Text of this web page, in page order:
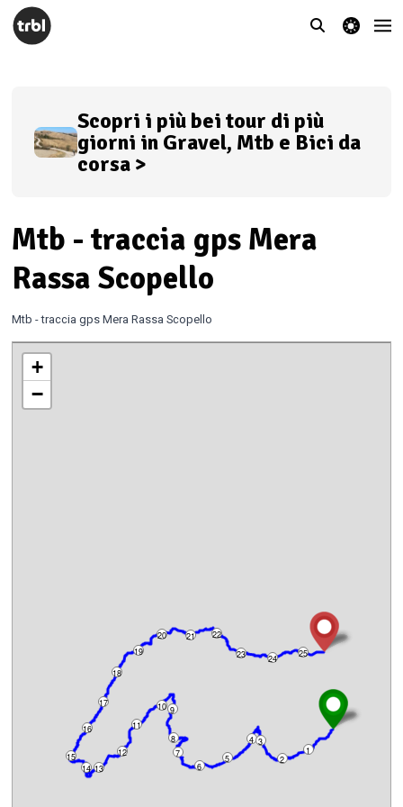
theme switcher
Scopri i più bei tour di più
giorni in Gravel, Mtb e Bici da
corsa >
Mtb - traccia gps Mera
Rassa Scopello
Mtb - traccia gps Mera Rassa Scopello
16
8
24
4
12
20
2
6
10
14
18
22
1
3
5
7
9
11
13
15
17
19
21
23
25
+
−